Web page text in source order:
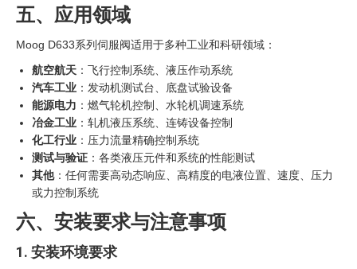
五、应用领域
Moog D633系列伺服阀适用于多种工业和科研领域：
航空航天 ：飞行控制系统、液压作动系统
汽车工业 ：发动机测试台、底盘试验设备
能源电力 ：燃气轮机控制、水轮机调速系统
冶金工业 ：轧机液压系统、连铸设备控制
化工行业 ：压力流量精确控制系统
测试与验证 ：各类液压元件和系统的性能测试
其他：任何需要高动态响应、高精度的电液位置、速度、压力
或力控制系统
六、安装要求与注意事项
1. 安装环境要求